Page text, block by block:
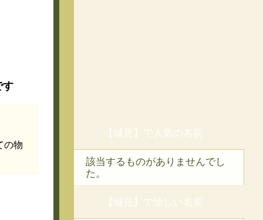
す
の物
【城見】で人気の名前
該当するものがありませんでし
た。
【城見】で珍しい名前